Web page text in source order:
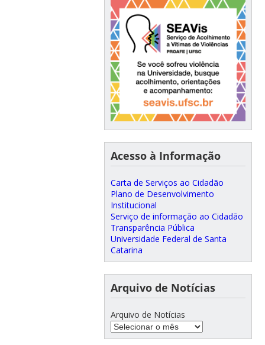
Acesso à Informação
Carta de Serviços ao Cidadão
Plano de Desenvolvimento
Institucional
Serviço de informação ao Cidadão
Transparência Pública
Universidade Federal de Santa
Catarina
Arquivo de Notícias
Arquivo de Notícias